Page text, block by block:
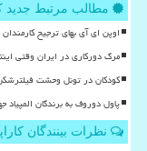
مطالب مرتبط جدید
اوپن ای آی بهای ترجیح
مرگ دورکاری در ایران وقتی
کودکان در تونل وحشت
پاول دوروف به برندگان
نظرات بینندگان